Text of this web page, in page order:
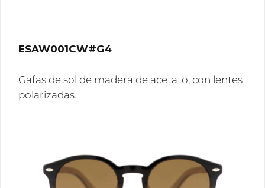
ESAW001CW#G4
Gafas de sol de madera de acetato, con lentes
polarizadas.